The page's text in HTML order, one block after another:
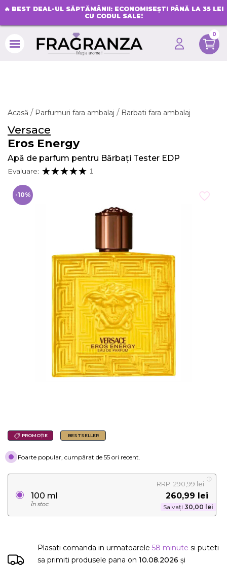
🔥 BEST DEAL-UL SĂPTĂMÂNII: ECONOMISEȘTI PÂNĂ LA 35 LEI
CU CODUL SALE!
0
Acasă Parfumuri fara ambalaj Barbati fara ambalaj
Versace
Eros Energy
Apă de parfum pentru Bărbați Tester EDP
Evaluare: 1
-10%
PROMOȚIE BESTSELLER
Foarte popular, cumpărat de 55 ori recent.
260,99 lei
Salvați 30,00 lei
100 ml
În stoc
RRP: 290,99 lei
Plasati comanda in urmatoarele 58 minute si puteti
sa primiti produsele pana on 10.08.2026 și